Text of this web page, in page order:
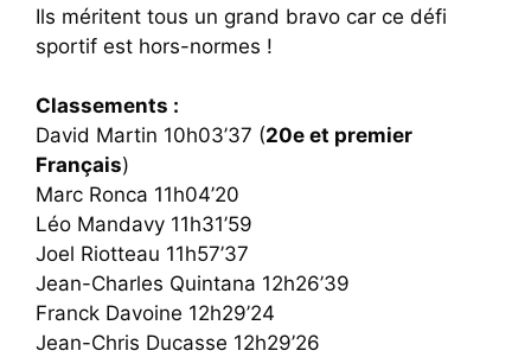
Ils méritent tous un grand bravo car ce défi
sportif est hors-normes !
Classements :
David Martin 10h03’37 (20e et premier
Français)
Marc Ronca 11h04’20
Léo Mandavy 11h31’59
Joel Riotteau 11h57’37
Jean-Charles Quintana 12h26’39
Franck Davoine 12h29’24
Jean-Chris Ducasse 12h29’26